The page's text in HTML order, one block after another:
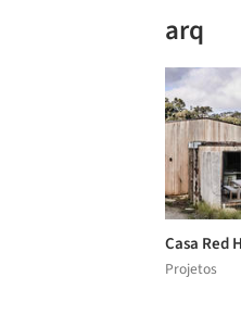
arq
Casa Red
Projetos